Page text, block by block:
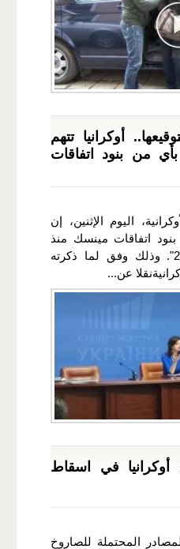
أوكرانيا تتهم
بأي من بنود اتفاقات
اليوم الإثنين، إن
اتفاقات مينسك منذ
اعتماد اتفاقية "مينسك 2". وذلك وفق لما ذكرته
عن...
في اسقاط
المحتملة للصاروخ